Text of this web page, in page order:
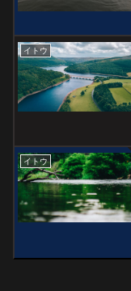
イトウ
イトウ